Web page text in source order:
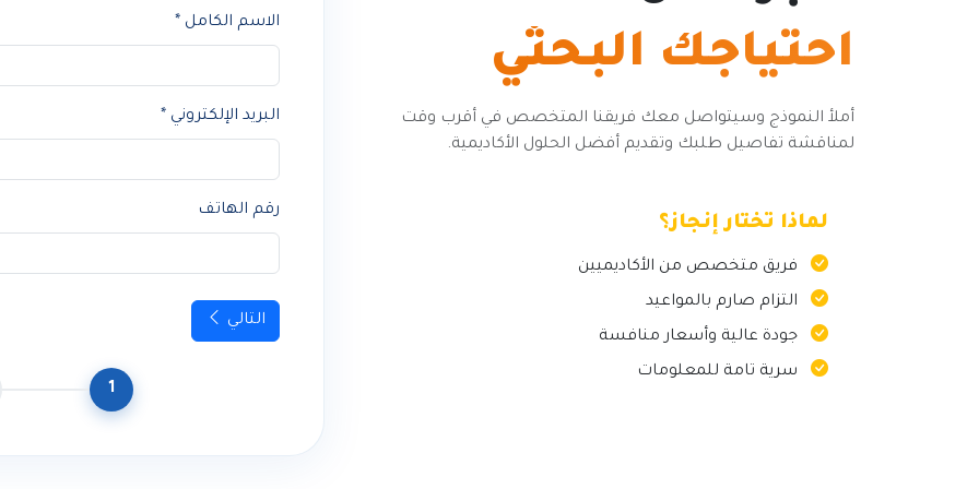
احتياجك البحثي
أملأ النموذج وسيتواصل معك فريقنا المتخصص في أقرب وقت
لمناقشة تفاصيل طلبك وتقديم أفضل الحلول الأكاديمية.
لماذا تختار إنجاز؟
فريق متخصص من الأكاديميين
التزام صارم بالمواعيد
جودة عالية وأسعار منافسة
سرية تامة للمعلومات
الاسم الكامل *
البريد الإلكتروني *
رقم الهاتف
التالي
1